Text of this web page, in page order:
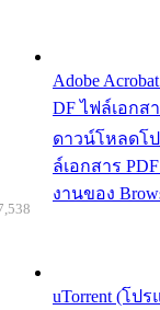
Adobe
DF ไฟล์เอกส
ดาวน์โหลดโป
ล์เอกสาร
งานของ
uTorrent (โป